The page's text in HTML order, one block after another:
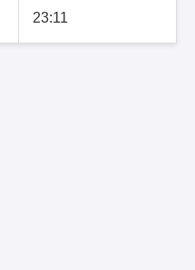
23:11